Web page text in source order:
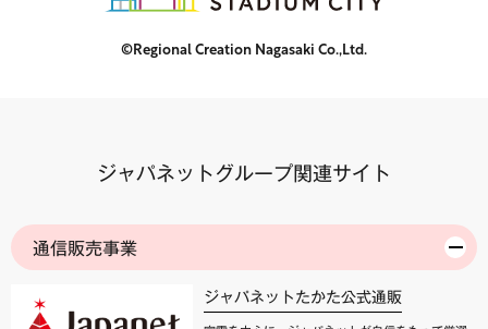
©Regional Creation Nagasaki Co.,Ltd.
ジャパネットグループ関連サイト
通信販売事業
ジャパネットたかた公式通販